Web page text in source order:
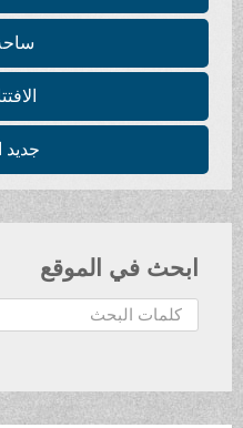
ساحة
جديد
ابحث في الموقع
ح
ث